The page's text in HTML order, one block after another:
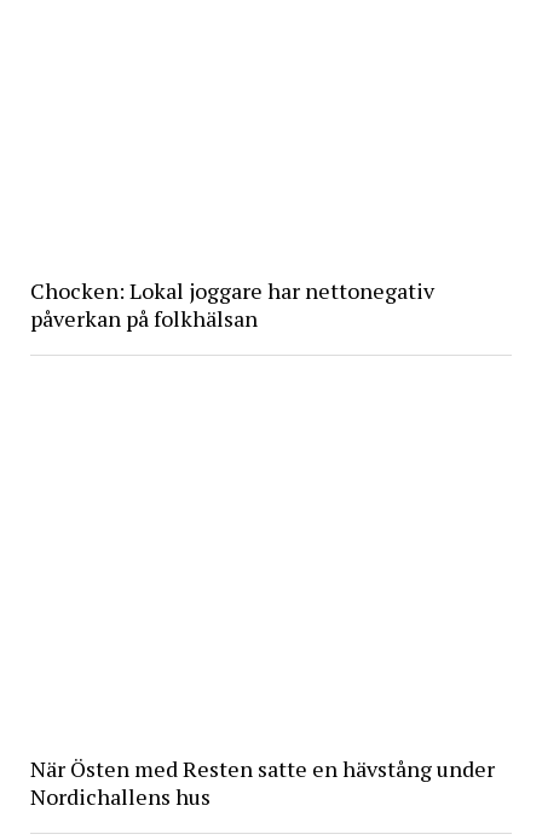
Chocken: Lokal joggare har nettonegativ
påverkan på folkhälsan
När Östen med Resten satte en hävstång under
Nordichallens hus